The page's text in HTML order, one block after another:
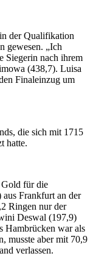
der Qualifikation
gewesen. „Ich
Siegerin nach ihrem
(438,7). Luisa
Finaleinzug um
die sich mit 1715
hatte.
für die
Frankfurt an der
Ringen nur der
Deswal (197,9)
Hambrücken war als
musste aber mit 70,9
verlassen.